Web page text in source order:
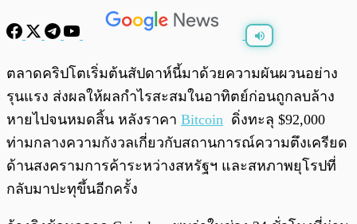
พร้อมเล่น 0:00 0:00
ตลาดคริปโตเริ่มต้นสัปดาห์นี้มาด้วยความผันผวนอย่าง
รุนแรง ส่งผลให้ผลกำไรสะสมในอาทิตย์ก่อนถูกลบล้าง
หายไปจนหมดสิ้น หลังราคา Bitcoin ดิ่งทะลุ $92,000
ท่ามกลางความกังวลเกี่ยวกับสถานการณ์ความตึงเครียด
ด้านสงครามการค้าระหว่างสหรัฐฯ และสหภาพยุโรปที่
กลับมาปะทุขึ้นอีกครั้ง